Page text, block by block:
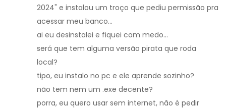
2024" e instalou um troço que pediu permissão pra
acessar meu banco...
ai eu desinstalei e fiquei com medo...
será que tem alguma versão pirata que roda
local?
tipo, eu instalo no pc e ele aprende sozinho?
não tem nem um .exe decente?
porra, eu quero usar sem internet, não é pedir